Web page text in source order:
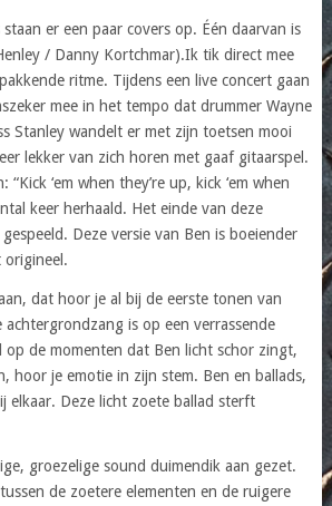
er een paar covers op. Één daarvan is
/ Danny Kortchmar).Ik tik direct mee
ritme. Tijdens een live concert gaan
mee in het tempo dat drummer Wayne
Stanley wandelt er met zijn toetsen mooi
lekker van zich horen met gaaf gitaarspel.
‘em when they’re up, kick ‘em when
keer herhaald. Het einde van deze
Deze versie van Ben is boeiender
origineel.
dat hoor je al bij de eerste tonen van
achtergrondzang is op een verrassende
op de momenten dat Ben licht schor zingt,
hoor je emotie in zijn stem. Ben en ballads,
elkaar. Deze licht zoete ballad sterft
groezelige sound duimendik aan gezet.
de zoetere elementen en de ruigere